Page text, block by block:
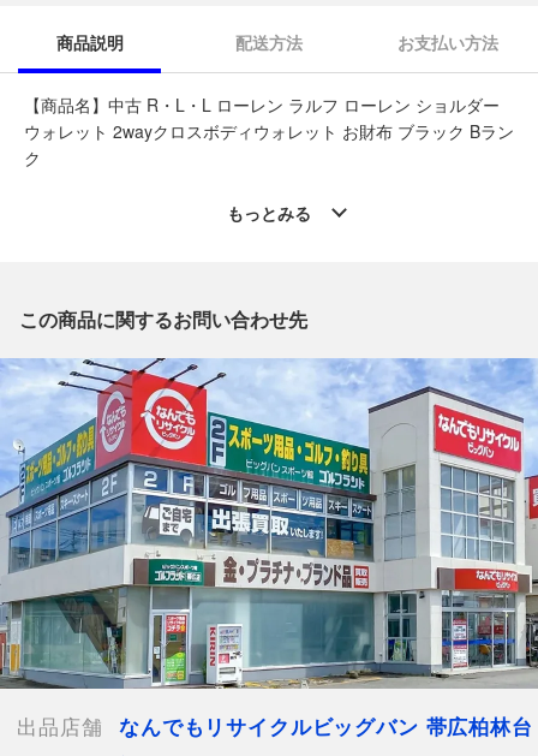
商品説明 配送方法 お支払い方法
【商品名】中古 R・L・L ローレン ラルフ ローレン ショルダー
ウォレット 2wayクロスボディウォレット お財布 ブラック Bラン
ク
◆こちらの商品は「なんでもリサイクル ビッグバン帯広柏林台
出品店舗にお電話にてお問い合わせください。
品商品」と「店舗内商品コード」をお知らせ下さい。
電話番号：0155-41-3196
【店舗内商品コード】1001103826336
【メーカー】R・L・L
【対象】レディース
【素材】レザー
【カラー】ブラック
【サイズ】W約20cm x H約12cm x D約3cm
【ショルダー】約110-122cm
【開閉式】マグネット式
【札入れ】1箇所
【小銭入れ】1箇所
【カード入れ】12箇所
もっとみる
この商品に関するお問い合わせ先
出品店舗
なんでもリサイクルビッグバン 帯広柏林台